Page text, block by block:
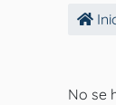
No se